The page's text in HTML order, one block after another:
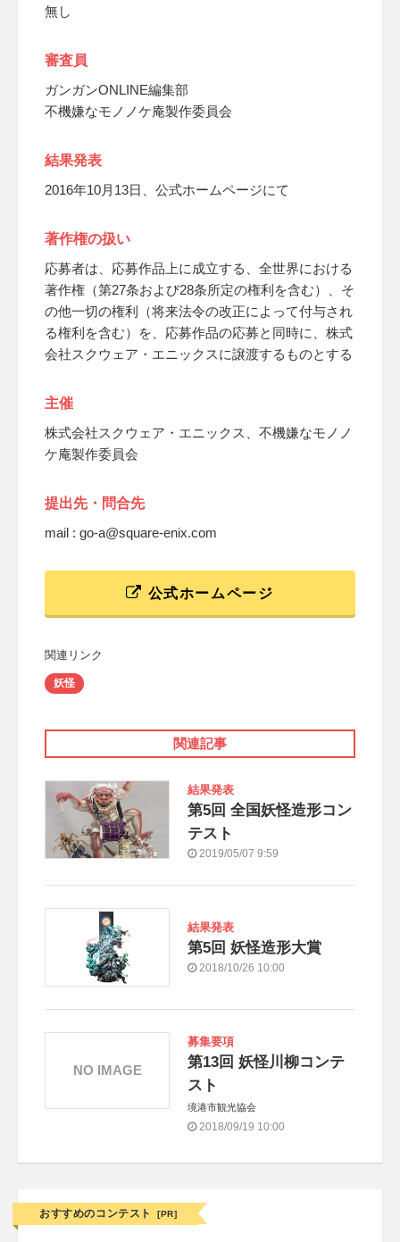
無し
審査員
ガンガンONLINE編集部
不機嫌なモノノケ庵製作委員会
結果発表
2016年10月13日、公式ホームページにて
著作権の扱い
応募者は、応募作品上に成立する、全世界における
著作権（第27条および28条所定の権利を含む）、そ
の他一切の権利（将来法令の改正によって付与され
る権利を含む）を、応募作品の応募と同時に、株式
会社スクウェア・エニックスに譲渡するものとする
主催
株式会社スクウェア・エニックス、不機嫌なモノノ
ケ庵製作委員会
提出先・問合先
mail : go-a@square-enix.com
公式ホームページ
関連リンク
妖怪
関連記事
結果発表
第5回 全国妖怪造形コン
テスト
2019/05/07 9:59
結果発表
第5回 妖怪造形大賞
2018/10/26 10:00
募集要項
第13回 妖怪川柳コンテ
スト
境港市観光協会
2018/09/19 10:00
NO IMAGE
おすすめのコンテスト [PR]